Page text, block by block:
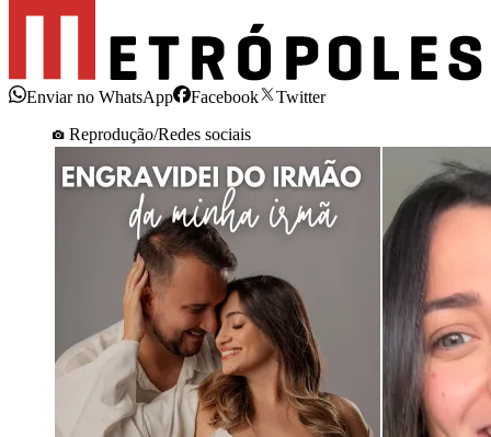
Enviar no WhatsApp Facebook
Twitter
Reprodução/Redes sociais